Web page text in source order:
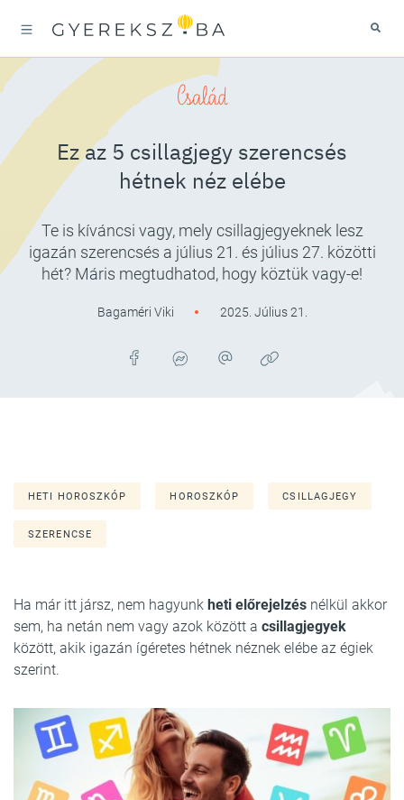
Család
Ez az 5 csillagjegy szerencsés
hétnek néz elébe
Te is kíváncsi vagy, mely csillagjegyeknek lesz
igazán szerencsés a július 21. és július 27. közötti
hét? Máris megtudhatod, hogy köztük vagy-e!
Bagaméri Viki 2025. Július 21.
HETI HOROSZKÓP HOROSZKÓP CSILLAGJEGY
SZERENCSE
Ha már itt jársz, nem hagyunk heti előrejelzés nélkül akkor
sem, ha netán nem vagy azok között a csillagjegyek
között, akik igazán ígéretes hétnek néznek elébe az égiek
szerint.